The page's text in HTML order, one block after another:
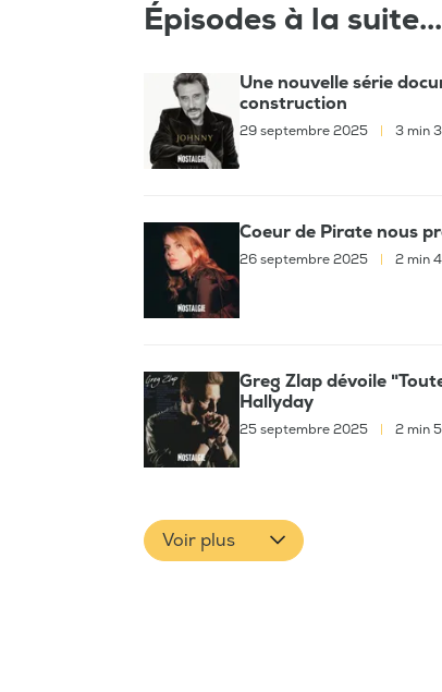
Épisodes à la suite...
Une nouvelle série
construction
29 septembre 2025 3 min
Coeur de Pirate nous
26 septembre 2025 2 min
Greg Zlap dévoile
Hallyday
25 septembre 2025 2 min
Voir plus